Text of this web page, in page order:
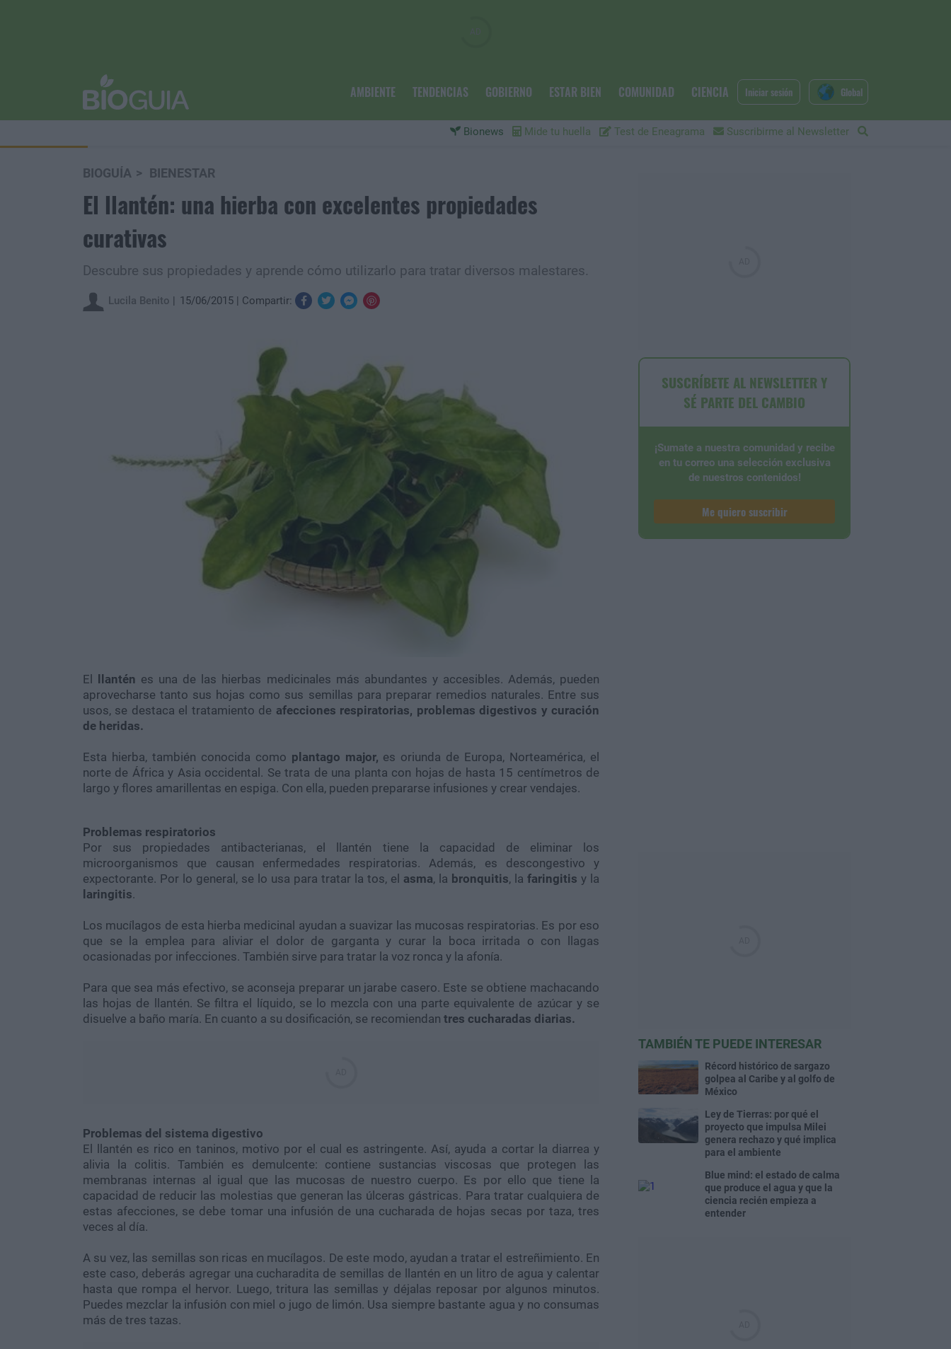
AMBIENTE TENDENCIAS GOBIERNO ESTAR BIEN COMUNIDAD CIENCIA
Bionews Mide tu huella Test de Eneagrama Suscribirme al Newsletter
Iniciar sesión Global
BIOGUÍA BIENESTAR
El llantén: una hierba con excelentes propiedades
curativas
Descubre sus propiedades y aprende cómo utilizarlo para tratar diversos malestares.
Lucila Benito 15/06/2015 Compartir:
El llantén es una de las hierbas medicinales más abundantes y accesibles. Además, pueden
aprovecharse tanto sus hojas como sus semillas para preparar remedios naturales. Entre sus
usos, se destaca el tratamiento de afecciones respiratorias, problemas digestivos y curación
de heridas.
Esta hierba, también conocida como plantago major, es oriunda de Europa, Norteamérica, el
norte de África y Asia occidental. Se trata de una planta con hojas de hasta 15 centímetros de
largo y flores amarillentas en espiga. Con ella, pueden prepararse infusiones y crear vendajes.
Problemas respiratorios
Por sus propiedades antibacterianas, el llantén tiene la capacidad de eliminar los
microorganismos que causan enfermedades respiratorias. Además, es descongestivo y
expectorante. Por lo general, se lo usa para tratar la tos, el asma, la bronquitis, la faringitis y la
laringitis.
Los mucílagos de esta hierba medicinal ayudan a suavizar las mucosas respiratorias. Es por eso
que se la emplea para aliviar el dolor de garganta y curar la boca irritada o con llagas
ocasionadas por infecciones. También sirve para tratar la voz ronca y la afonía.
Para que sea más efectivo, se aconseja preparar un jarabe casero. Este se obtiene machacando
las hojas de llantén. Se filtra el líquido, se lo mezcla con una parte equivalente de azúcar y se
disuelve a baño maría. En cuanto a su dosificación, se recomiendan tres cucharadas diarias.
Problemas del sistema digestivo
El llantén es rico en taninos, motivo por el cual es astringente. Así, ayuda a cortar la diarrea y
alivia la colitis. También es demulcente: contiene sustancias viscosas que protegen las
membranas internas al igual que las mucosas de nuestro cuerpo. Es por ello que tiene la
capacidad de reducir las molestias que generan las úlceras gástricas. Para tratar cualquiera de
estas afecciones, se debe tomar una infusión de una cucharada de hojas secas por taza, tres
veces al día.
A su vez, las semillas son ricas en mucílagos. De este modo, ayudan a tratar el estreñimiento. En
este caso, deberás agregar una cucharadita de semillas de llantén en un litro de agua y calentar
hasta que rompa el hervor. Luego, tritura las semillas y déjalas reposar por algunos minutos.
Puedes mezclar la infusión con miel o jugo de limón. Usa siempre bastante agua y no consumas
más de tres tazas.
SUSCRÍBETE AL NEWSLETTER Y
SÉ PARTE DEL CAMBIO
¡Sumate a nuestra comunidad y recibe
en tu correo una selección exclusiva
de nuestros contenidos!
Me quiero suscribir
TAMBIÉN TE PUEDE INTERESAR
Récord histórico de sargazo
golpea al Caribe y al golfo de
México
Ley de Tierras: por qué el
proyecto que impulsa Milei
genera rechazo y qué implica
para el ambiente
Blue mind: el estado de calma
que produce el agua y que la
ciencia recién empieza a
entender